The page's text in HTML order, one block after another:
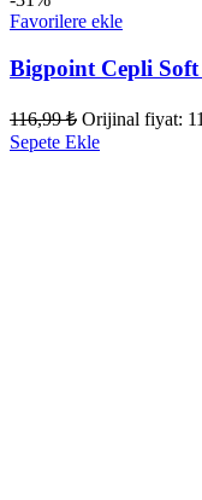
Favorilere ekle
Bigpoint Cepli Soft
116,99₺ Orijinal fiyat:
Sepete Ekle